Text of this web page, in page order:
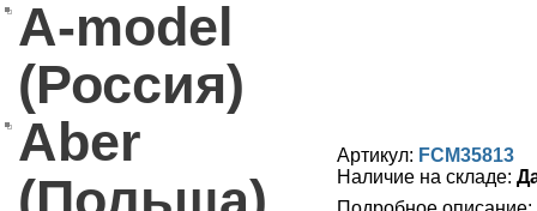
A-model
(Россия)
Aber
(Польша)
Артикул: FCM35813
Наличие на складе: